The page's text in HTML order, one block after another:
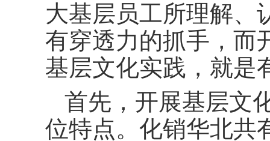
大基层员工所理解、
有穿透力的抓手，而
基层文化实践，就是
首先，开展基层文
位特点。化销华北共